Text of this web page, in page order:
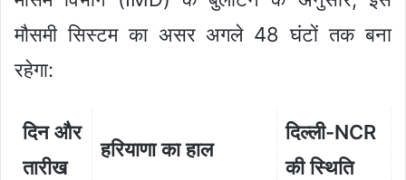
मौसमी सिस्टम का असर अगले 48 घंटों तक बना
रहेगा:
दिन और
तारीख
हरियाणा का हाल
दिल्ली-NCR
की स्थिति